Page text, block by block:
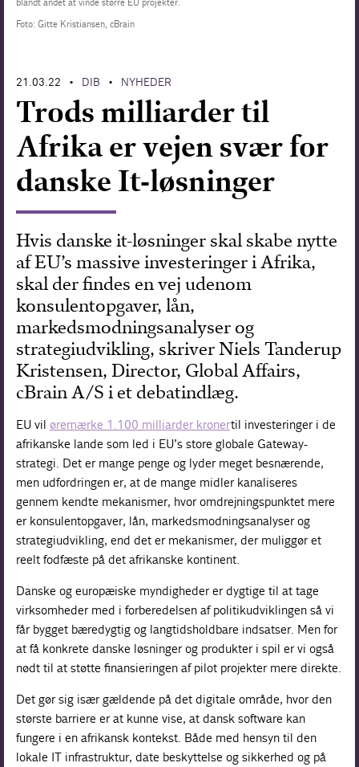
Forskning
Foto: Gitte Kristiansen, cBrain
21.03.22 • DIB • NYHEDER
Trods milliarder til
Afrika er vejen svær for
danske It-løsninger
Hvis danske it-løsninger skal skabe nytte
af EU’s massive investeringer i Afrika,
skal der findes en vej udenom
konsulentopgaver, lån,
markedsmodningsanalyser og
strategiudvikling, skriver Niels Tanderup
Kristensen, Director, Global Affairs,
cBrain A/S i et debatindlæg.
EU vil øremærke 1.100 milliarder kronertil investeringer i de
afrikanske lande som led i EU’s store globale Gateway-
strategi. Det er mange penge og lyder meget besnærende,
men udfordringen er, at de mange midler kanaliseres
gennem kendte mekanismer, hvor omdrejningspunktet mere
er konsulentopgaver, lån, markedsmodningsanalyser og
strategiudvikling, end det er mekanismer, der muliggør et
reelt fodfæste på det afrikanske kontinent.
Danske og europæiske myndigheder er dygtige til at tage
virksomheder med i forberedelsen af politikudviklingen så vi
får bygget bæredygtig og langtidsholdbare indsatser. Men for
at få konkrete danske løsninger og produkter i spil er vi også
nødt til at støtte finansieringen af pilot projekter mere direkte.
Det gør sig især gældende på det digitale område, hvor den
største barriere er at kunne vise, at dansk software kan
fungere i en afrikansk kontekst. Både med hensyn til den
lokale IT infrastruktur, date beskyttelse og sikkerhed og på